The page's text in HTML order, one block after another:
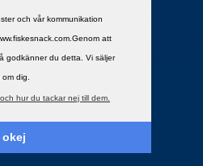
och vår kommunikation
att
godkänner du detta. Vi säljer
dig.
hur du tackar nej till dem.
okej